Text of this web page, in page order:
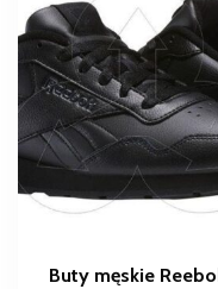
Buty męskie